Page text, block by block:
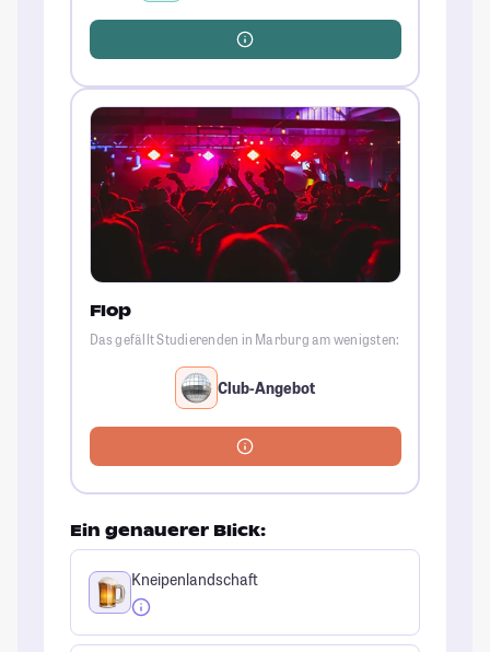
Flop
Das gefällt Studierenden in Marburg am wenigsten:
Club-Angebot
Ein genauerer Blick:
Kneipenlandschaft